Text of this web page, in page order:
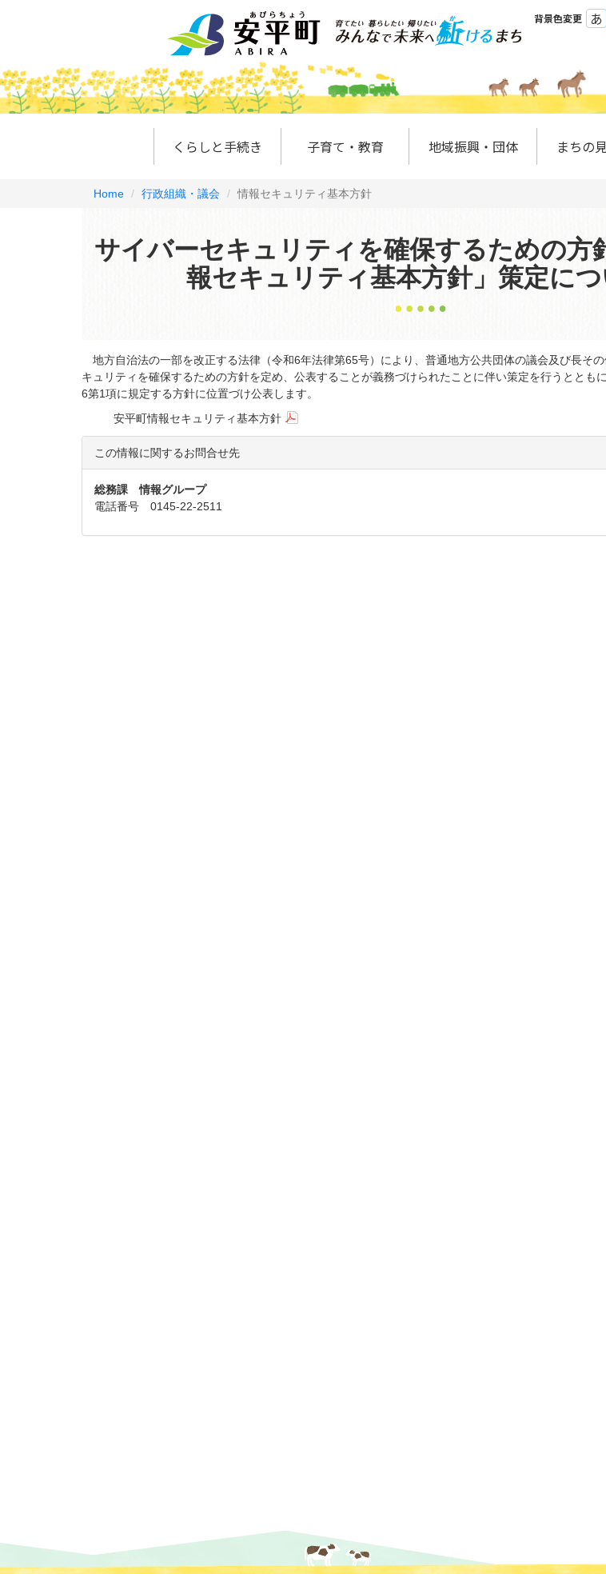
背景色変更 あ
くらしと手続き 子育て・教育 地域振興・団体 まちの
Home 行政組織・議会 情報セキュリティ基本方針
サイバーセキュリティを確保するための方
報セキュリティ基本方針」策定に
地方自治法の一部を改正する法律（令和6年法律第65号）により、普通地方公共団体の議会及び長そ
キュリティを確保するための方針を定め、公表することが義務づけられたことに伴い策定を行うととも
6第1項に規定する方針に位置づけ公表します。
安平町情報セキュリティ基本方針
この情報に関するお問合せ先
総務課 情報グループ
電話番号 0145-22-2511